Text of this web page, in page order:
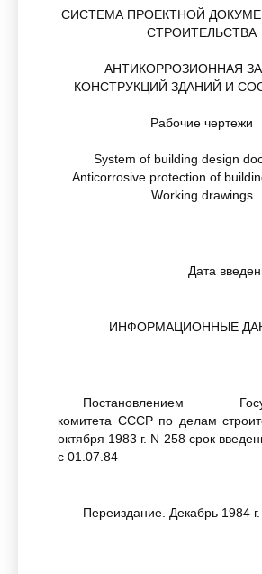
СИСТЕМА ПРОЕКТНОЙ
СТРОИТЕЛЬСТВА
АНТИКОРРОЗИОННАЯ
КОНСТРУКЦИЙ ЗДАНИЙ И
Рабочие чертежи
System of building design
Anticorrosive protection of
Working drawings
Дата
ИНФОРМАЦИОННЫЕ
Постановлением
комитета СССР по делам
октября 1983 г. N 258 срок
с 01.07.84
Переиздание. Декабрь 1984 г.